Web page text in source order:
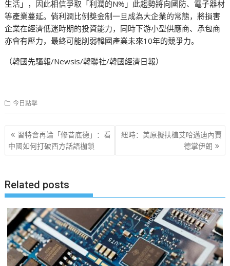
生活」，因此相信爭取「利潤的N%」此趨勢將向國防、電子器材
等產業蔓延。倘利潤比例獎金制一旦成為大企業的常態，將損害
企業在經濟低迷時期的投資能力，同時下游小型供應商、承包商
亦會有壓力，最終可能削弱韓國產業未來10年的競爭力。
（韓國先驅報/Newsis/韓聯社/韓國經濟日報）
今日點擊
文
章
習特會再論「修昔底德」：看
中國如何打破西方話語枷鎖
紐時：美原擬扶植艾哈邁迪內賈
德掌伊朗
Related posts